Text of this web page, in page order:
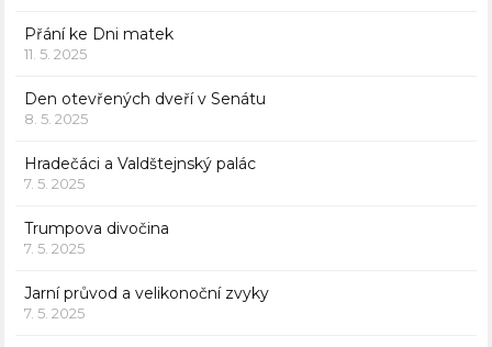
Přání ke Dni matek
11. 5. 2025
Den otevřených dveří v Senátu
8. 5. 2025
Hradečáci a Valdštejnský palác
7. 5. 2025
Trumpova divočina
7. 5. 2025
Jarní průvod a velikonoční zvyky
7. 5. 2025